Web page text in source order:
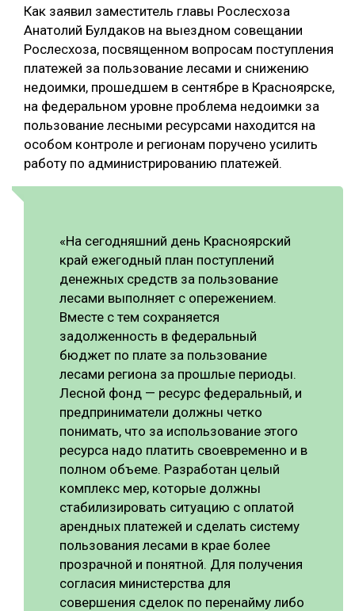
Как заявил заместитель главы Рослесхоза
Анатолий Булдаков на выездном совещании
Рослесхоза, посвященном вопросам поступления
платежей за пользование лесами и снижению
недоимки, прошедшем в сентябре в Красноярске,
на федеральном уровне проблема недоимки за
пользование лесными ресурсами находится на
особом контроле и регионам поручено усилить
работу по администрированию платежей.
«На сегодняшний день Красноярский
край ежегодный план поступлений
денежных средств за пользование
лесами выполняет с опережением.
Вместе с тем сохраняется
задолженность в федеральный
бюджет по плате за пользование
лесами региона за прошлые периоды.
Лесной фонд — ресурс федеральный, и
предприниматели должны четко
понимать, что за использование этого
ресурса надо платить своевременно и в
полном объеме. Разработан целый
комплекс мер, которые должны
стабилизировать ситуацию с оплатой
арендных платежей и сделать систему
пользования лесами в крае более
прозрачной и понятной. Для получения
согласия министерства для
совершения сделок по перенайму либо